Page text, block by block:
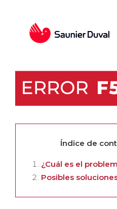
Índice de
¿Cuál es el
Posibles